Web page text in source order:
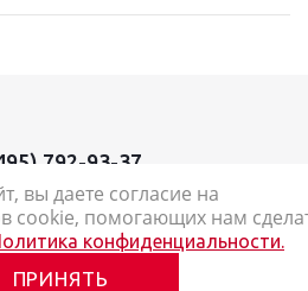
792-93-37
магазин канцелярских товаров
Карта сайта
вы даете согласие на
cookie, помогающих нам
конфиденциальности.
ПРИНЯТЬ